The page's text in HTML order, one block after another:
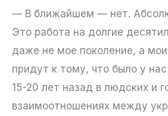
— В ближайшем — нет.
Это работа на долгие
даже не мое поколение, а
придут к тому, что было у
15-20 лет назад в людских и
взаимоотношениях между